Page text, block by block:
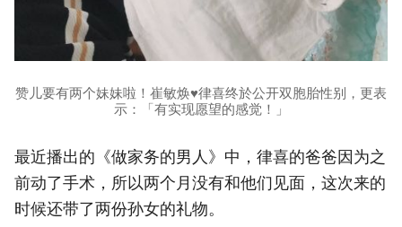
赞儿要有两个妹妹啦！崔敏焕♥律喜终於公开双胞胎性别，更表
示：「有实现愿望的感觉！」
最近播出的《做家务的男人》中，律喜的爸爸因为之
前动了手术，所以两个月没有和他们见面，这次来的
时候还带了两份孙女的礼物。